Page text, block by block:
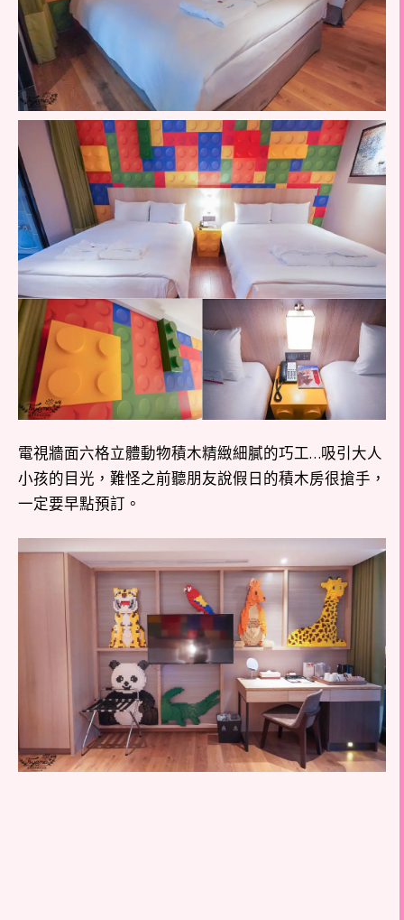
電視牆面六格立體動物積木精緻細膩的巧工…吸引大人
小孩的目光，難怪之前聽朋友說假日的積木房很搶手，
一定要早點預訂。